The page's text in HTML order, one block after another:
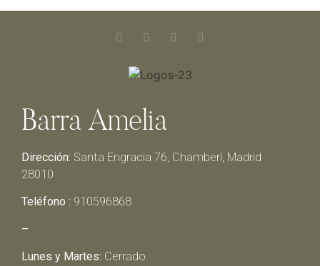
Barra Amelia
Dirección: Santa Engracia 76, Chamberí, Madrid
28010
Teléfono : 910596868
–
Lunes y Martes: Cerrado